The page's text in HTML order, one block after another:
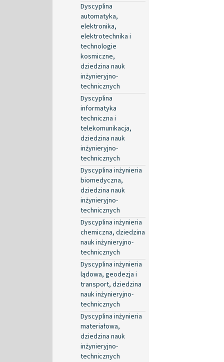
Dyscyplina
automatyka,
elektronika,
elektrotechnika i
technologie
kosmiczne,
dziedzina nauk
inżynieryjno-
technicznych
Dyscyplina
informatyka
techniczna i
telekomunikacja,
dziedzina nauk
inżynieryjno-
technicznych
Dyscyplina inżynieria
biomedyczna,
dziedzina nauk
inżynieryjno-
technicznych
Dyscyplina inżynieria
chemiczna, dziedzina
nauk inżynieryjno-
technicznych
Dyscyplina inżynieria
lądowa, geodezja i
transport, dziedzina
nauk inżynieryjno-
technicznych
Dyscyplina inżynieria
materiałowa,
dziedzina nauk
inżynieryjno-
technicznych